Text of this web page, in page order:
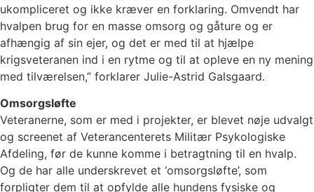
ukompliceret og ikke kræver en forklaring. Omvendt har
hvalpen brug for en masse omsorg og gåture og er
afhængig af sin ejer, og det er med til at hjælpe
krigsveteranen ind i en rytme og til at opleve en ny mening
med tilværelsen,” forklarer Julie-Astrid Galsgaard.
Omsorgsløfte
Veteranerne, som er med i projekter, er blevet nøje udvalgt
og screenet af Veterancenterets Militær Psykologiske
Afdeling, før de kunne komme i betragtning til en hvalp.
Og de har alle underskrevet et ‘omsorgsløfte’, som
forpligter dem til at opfylde alle hundens fysiske og